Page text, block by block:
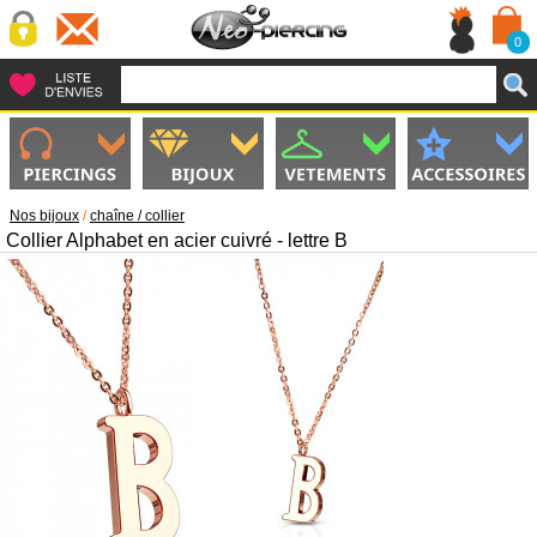
0
Nos bijoux /chaîne / collier
Collier Alphabet en acier cuivré - lettre B